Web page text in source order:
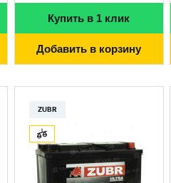
Купить в 1 клик
Добавить в корзину
ZUBR